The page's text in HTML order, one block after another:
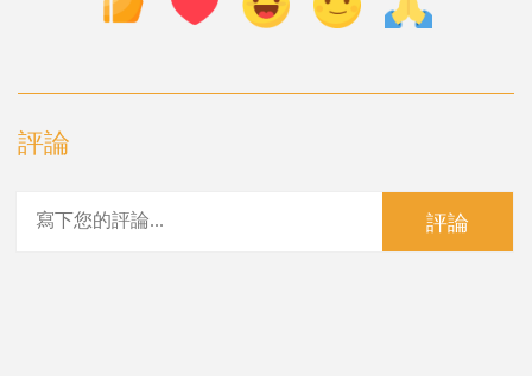
評論
評論